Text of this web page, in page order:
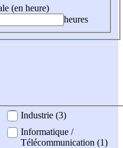
(en heure)
heures
Industrie (3)
Informatique /
Télécommunication (1)